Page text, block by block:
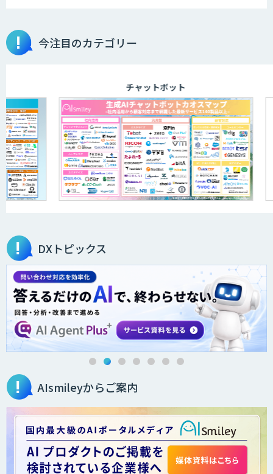
AI-OCR × BPOサービス
AI Canvas
請求書の発行から入金消込・催促までぜ
～んぶ自動化！「invox発行請求書」
『AI』AI・ChatGPTのビジネス活用を戦
略立案から開発・運用までご支援
7セグ画面OCR
OPTiM 電子帳簿保存
スマートOCR
今注目のカテゴリー
チャットボット
DXトピックス
AIsmileyからご案内